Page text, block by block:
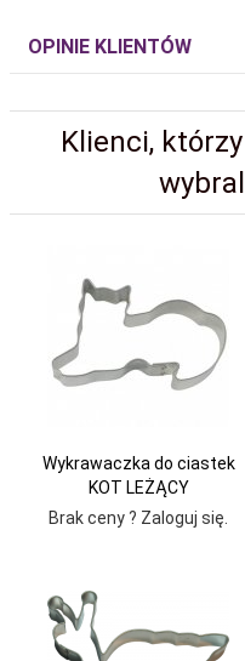
OPINIE KLIENTÓW
Klienci,
Wykrawaczka do ciastek
KOT LEŻĄCY
Brak ceny ? Zaloguj się.